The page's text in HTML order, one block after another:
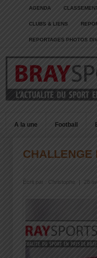
AGENDA
CLUBS & LIENS
REPORTAGES PHOTOS
A la une Football
CHALLENGE
Écrit par : Christophe 28